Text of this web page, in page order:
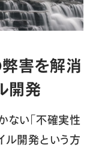
弊害を解消
開発
ない「不確実性
ル開発という方